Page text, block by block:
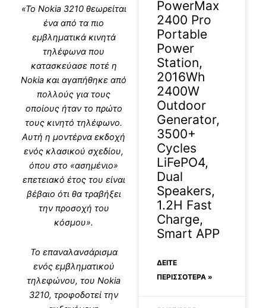
«Το Nokia 3210 θεωρείται
ένα από τα πιο
εμβληματικά κινητά
τηλέφωνα που
κατασκεύασε ποτέ η
Nokia και αγαπήθηκε από
πολλούς για τους
οποίους ήταν το πρώτο
τους κινητό τηλέφωνο.
Αυτή η μοντέρνα εκδοχή
ενός κλασικού σχεδίου,
όπου στο «ασημένιο»
επετειακό έτος του είναι
βέβαιο ότι θα τραβήξει
την προσοχή του
κόσμου».
Το επαναλανσάρισμα
ενός εμβληματικού
τηλεφώνου, του Nokia
3210, τροφοδοτεί την
PowerMax
2400 Pro
Portable
Power
Station,
2016Wh
2400W
Outdoor
Generator,
3500+
Cycles
LiFePO4,
Dual
Speakers,
1.2H Fast
Charge,
Smart APP
ΔΕΊΤΕ
ΠΕΡΙΣΣΟΤΕΡΑ »